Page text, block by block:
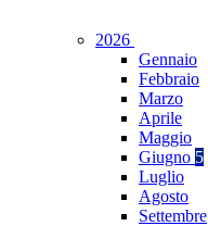
2026
Gennaio
Febbraio
Marzo
Aprile
Maggio
Giugno 5
Luglio
Agosto
Settembre